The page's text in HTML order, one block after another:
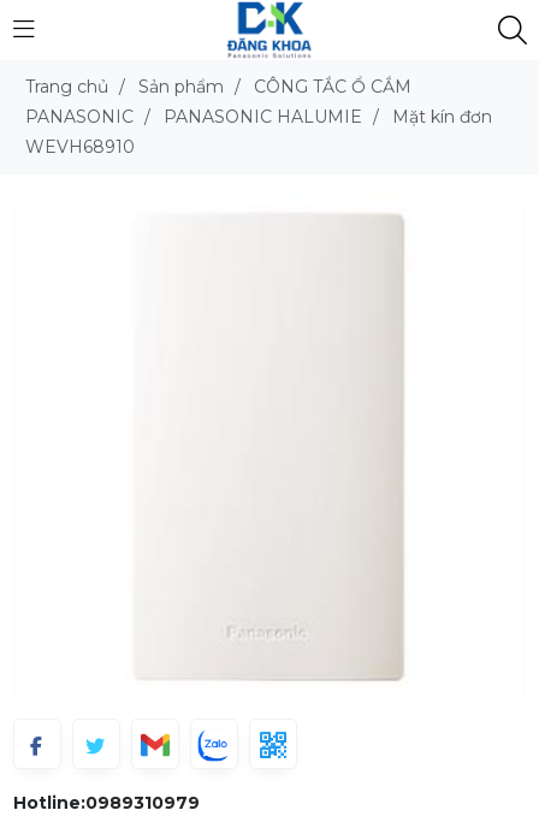
Trang chủ / Sản phẩm /
CÔNG TẮC Ổ CẮM
PANASONIC / PANASONIC HALUMIE /
Mặt kín đơn
WEVH68910
Hotline:0989310979